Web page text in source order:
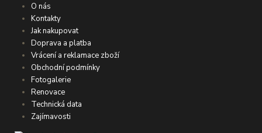
O nás
Kontakty
Jak nakupovat
Doprava a platba
Vrácení a reklamace zboží
Obchodní podmínky
Fotogalerie
Renovace
Technická data
Zajímavosti